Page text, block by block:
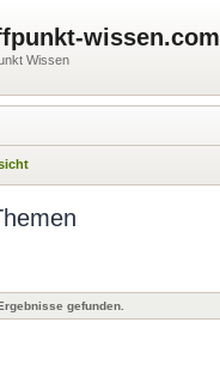
wissen.com
Wissen
gefunden.